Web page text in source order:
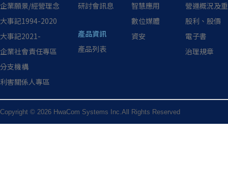
企業願景/經營理念
大事記1994-2020
大事記2021-
企業社會責任專區
分支機構
利害關係人專區
研討會訊息
產品資訊
產品列表
智慧應用
數位媒體
資安
營運概況及
股利、股價
電子書
治理規章
Copyright © 2026 HwaCom Systems Inc.All Rights Reserved